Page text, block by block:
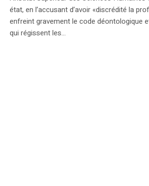
état, en l’accusant d’avoir «discrédité la
enfreint gravement le code déontologique
qui régissent les...